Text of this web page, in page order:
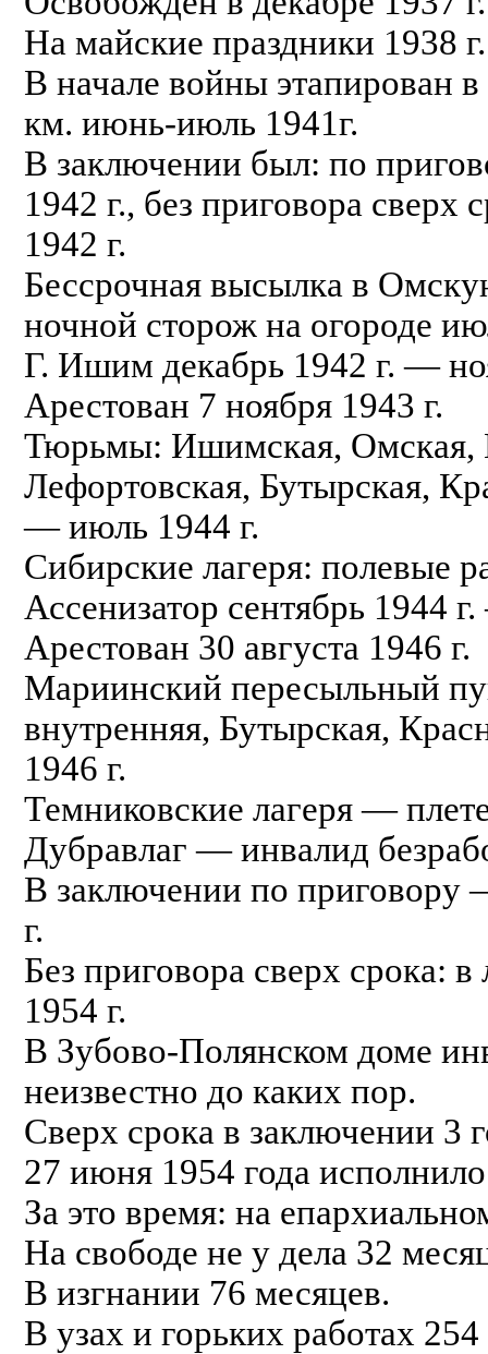
На майские праздники 1938
В начале войны этапирован
км. июнь-июль 1941г.
В заключении был: по
1942 г., без приговора
1942 г.
Бессрочная высылка в
ночной сторож на огороде
Г. Ишим декабрь 1942 г. —
Арестован 7 ноября 1943 г.
Тюрьмы: Ишимская, Омская,
Лефортовская, Бутырская,
— июль 1944 г.
Сибирские лагеря: полевые
Ассенизатор сентябрь 1944
Арестован 30 августа 1946 г.
Мариинский пересыльный
внутренняя, Бутырская,
1946 г.
Темниковские лагеря —
Дубравлаг — инвалид
В заключении по приговору
г.
Без приговора сверх срока:
1954 г.
В Зубово-Полянском доме
неизвестно до каких пор.
Сверх срока в заключении 3
27 июня 1954 года
За это время: на
На свободе не у дела 32
В изгнании 76 месяцев.
В узах и горьких работах